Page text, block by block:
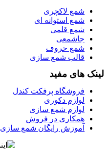
شمع لاکچری
شمع استوانه ای
شمع قلمی
جاشمعی
شمع حروف
قالب شمع سازی
لینک های مفید
فروشگاه پرفکت کندل
لوازم دکوری
لوازم شمع سازی
همکاری در فروش
آموزش رایگان شمع سازی